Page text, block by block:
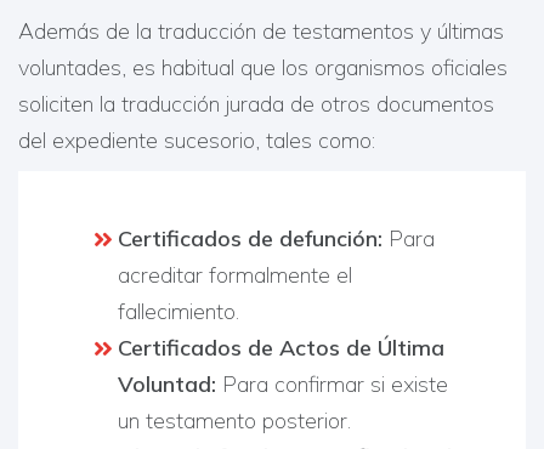
Además de la traducción de testamentos y últimas
voluntades, es habitual que los organismos oficiales
soliciten la traducción jurada de otros documentos
del expediente sucesorio, tales como:
Certificados de defunción: Para
acreditar formalmente el
fallecimiento.
Certificados de Actos de Última
Voluntad: Para confirmar si existe
un testamento posterior.